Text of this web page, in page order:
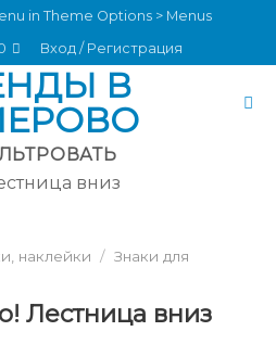
in Theme Options > Menus
Вход / Регистрация
В
наклейки / Знаки для
Лестница вниз